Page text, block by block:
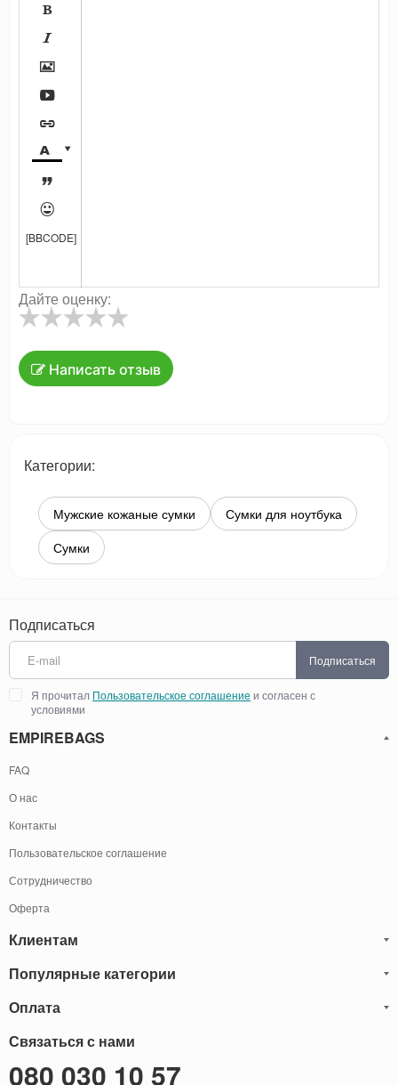









[BBCODE]
Дайте оценку:
Написать отзыв
Категории:
Мужские кожаные сумки
Сумки для ноутбука
Сумки
Подписаться
Подписаться
Я прочитал Пользовательское соглашение и согласен с
условиями
EMPIREBAGS
FAQ
О нас
Контакты
Пользовательское соглашение
Сотрудничество
Оферта
Клиентам
Блог
Обмен и Возврат
Популярные категории
Мужские кожаные сумки
Саквояжи
Оплата
Оплату товаров можно
осуществить
Наличными
Связаться с нами
080 030 10 57